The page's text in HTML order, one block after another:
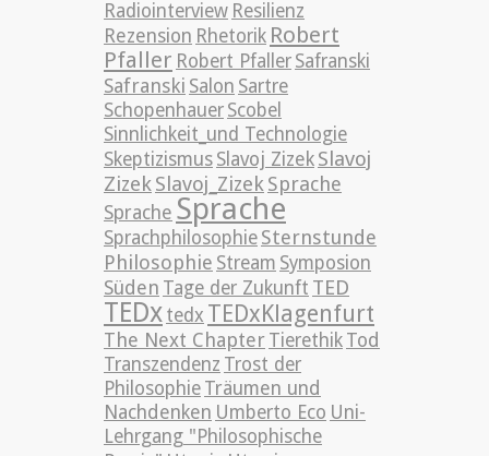
Radiointerview Resilienz
Rezension Rhetorik Robert
Pfaller Robert Pfaller Safranski
Safranski Salon Sartre
Schopenhauer Scobel
Sinnlichkeit_und Technologie
Skeptizismus Slavoj Zizek Slavoj
ZizekSlavoj_ZizekSprache
Sprache Sprache
Sprachphilosophie Sternstunde
Philosophie Stream Symposion
Süden Tage der Zukunft TED
TEDx tedx TEDxKlagenfurt
The Next Chapter Tierethik Tod
Transzendenz Trost der
Philosophie Träumen und
Nachdenken Umberto Eco Uni-
Lehrgang "Philosophische